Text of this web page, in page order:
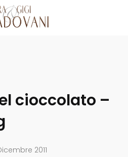
cioccolato –
2011